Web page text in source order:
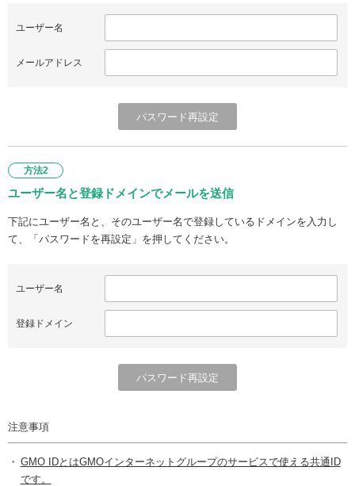
ユーザー名
メールアドレス
方法2
ユーザー名と登録ドメインでメールを送信
下記にユーザー名と、そのユーザー名で登録しているドメインを入力し
て、「パスワードを再設定」を押してください。
ユーザー名
登録ドメイン
注意事項
GMO IDとはGMOインターネットグループのサービスで使える共通ID
です。